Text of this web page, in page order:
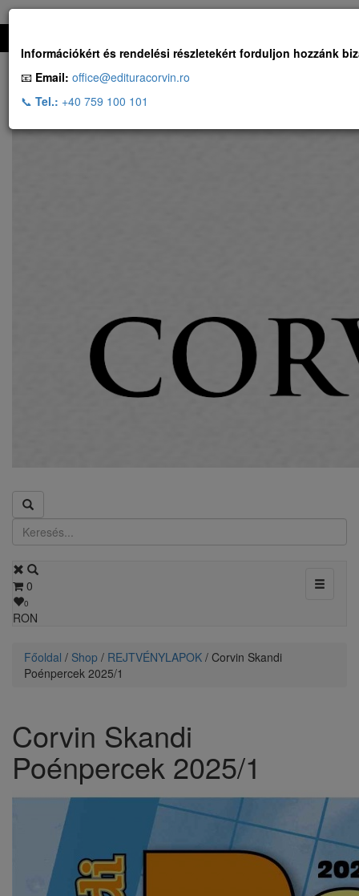
Toggle
0
0
RON
Főoldal / Shop / REJTVÉNYLAPOK / Corvin Skandi
Poénpercek 2025/1
Corvin Skandi
Poénpercek 2025/1
Információkért és rendelési részletekért forduljon hozzánk
📧 Email: office@edituracorvin.ro
📞 Tel.: +40 759 100 101